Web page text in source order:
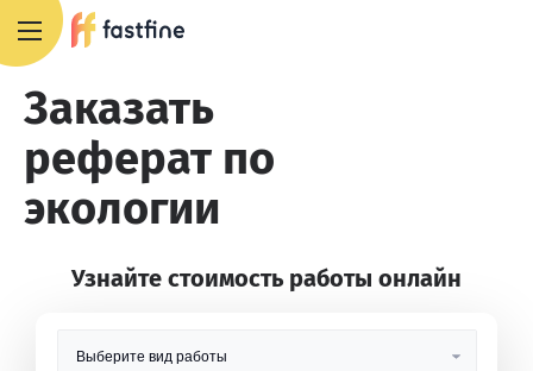
Заказать
реферат по
экологии
Узнайте стоимость работы онлайн